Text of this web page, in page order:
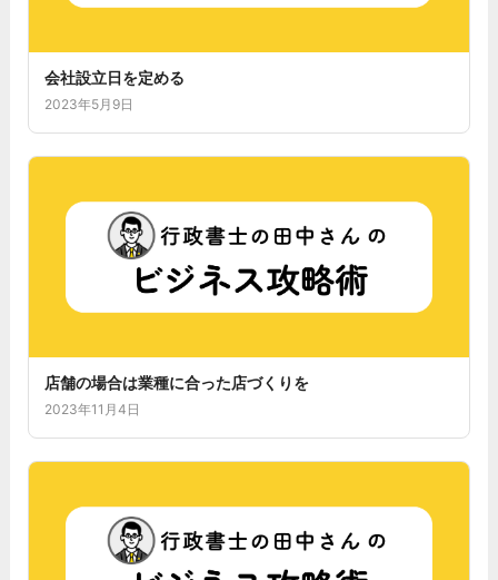
会社設立日を定める
2023年5月9日
店舗の場合は業種に合った店づくりを
2023年11月4日